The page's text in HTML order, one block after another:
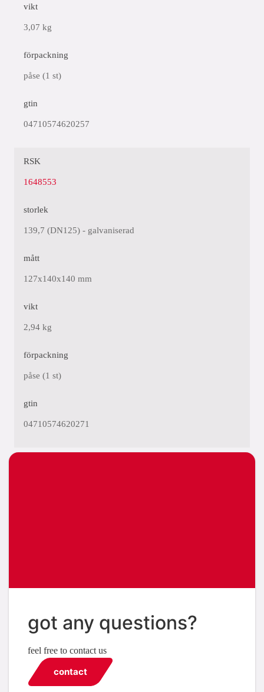
vikt
3,07 kg
förpackning
påse (1 st)
gtin
04710574620257
RSK
1648553
storlek
139,7 (DN125) - galvaniserad
mått
127x140x140 mm
vikt
2,94 kg
förpackning
påse (1 st)
gtin
04710574620271
got any questions?
feel free to contact us
contact